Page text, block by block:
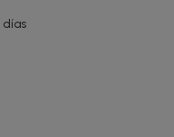
días